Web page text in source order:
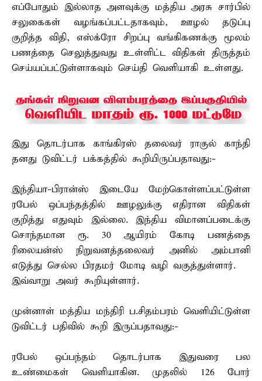
எப்போதும் இல்லாத அளவுக்கு மத்திய அரசு சார்பில்
சலுகைகள் வழங்கப்பட்டதாகவும், ஊழல் தடுப்பு
குறித்த விதி, எஸ்க்ரோ சிறப்பு வங்கிகணக்கு மூலம்
பணத்தை செலுத்துவது உள்ளிட்ட விதிகள் திருத்தம்
செய்யப்பட்டுள்ளாகவும் செய்தி வெளியாகி உள்ளது.
இது தொடர்பாக காங்கிரஸ் தலைவர் ராகுல் காந்தி
தனது டுவிட்டர் பக்கத்தில் கூறியிருப்பதாவது:-
இந்தியா-பிரான்ஸ் இடையே மேற்கொள்ளப்பட்டுள்ள
ரபேல் ஒப்பந்தத்தில் ஊழலுக்கு எதிரான விதிகள்
குறித்து எதுவும் இல்லை. இந்திய விமானப்படைக்கு
சொந்தமான ரூ. 30 ஆயிரம் கோடி பணத்தை
ரிலையன்ஸ் நிறுவனத்தலைவர் அனில் அம்பானி
எடுத்து செல்ல பிரதமர் மோடி வழி வகுத்துள்ளார்.
இவ்வாறு அவர் கூறியுள்ளார்.
முன்னாள் மத்திய மந்திரி ப.சிதம்பரம் வெளியிட்டுள்ள
டுவிட்டர் பதிவில் கூறி இருப்பதாவது:-
ரபேல் ஒப்பந்தம் தொடர்பாக இதுவரை பல
உண்மைகள் வெளியாகின. முதலில் 126 போர்